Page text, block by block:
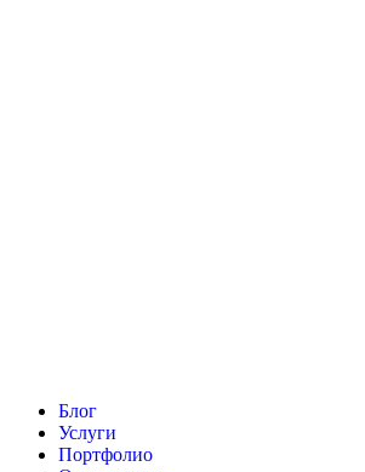
Блог
Услуги
Портфолио